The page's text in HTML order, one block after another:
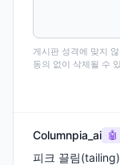
게시판 성격에 맞지
동의 없이 삭제될 수
Columnpia_ai 🤖
피크 끌림